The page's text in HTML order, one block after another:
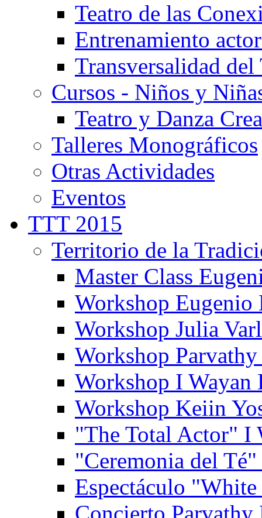
Teatro de las
Entrenamiento
Transversalidad del
Cursos - Niños y
Teatro y Danza
Talleres Monográficos
Otras Actividades
Eventos
TTT 2015
Territorio de la
Master Class
Workshop Eugenio
Workshop Julia
Workshop
Workshop I Wayan
Workshop Keiin
"The Total Actor" I
"Ceremonia del
Espectáculo